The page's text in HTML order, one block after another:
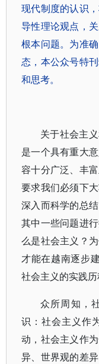
现代制度的认识
导性理论观点，
根本问题。为准
态，本公众号特
和思考。
关于社会主
是一个具有重大
容十分广泛、丰
要求我们必须下
深入而科学的总
其中一些问题进
么是社会主义？
才能在越南逐步
社会主义的实践
众所周知，
识：社会主义作
动，社会主义作
异、世界观的差